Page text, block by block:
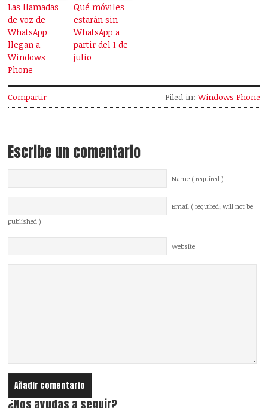
Las llamadas
de voz de
WhatsApp
llegan a
Windows
Phone
Qué móviles
estarán sin
WhatsApp a
partir del 1 de
julio
Compartir Filed in:Windows Phone
Escribe un comentario
Name ( required )
Email ( required; will not be
published )
Website
¿Nos ayudas a seguir?